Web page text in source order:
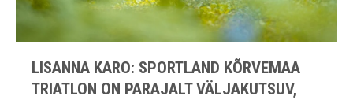
LISANNA KARO: SPORTLAND KÕRVEMAA
TRIATLON ON PARAJALT VÄLJAKUTSUV,